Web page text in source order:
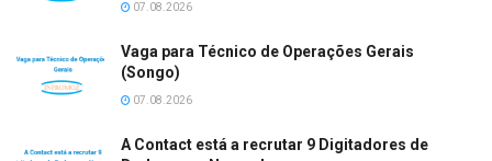
07.08.2026
Vaga para Técnico de Operações Gerais
(Songo)
07.08.2026
A Contact está a recrutar 9 Digitadores de